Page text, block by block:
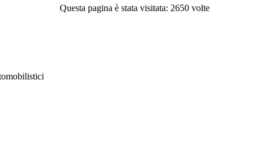
Questa pagina è stata visitata: 2650 volte